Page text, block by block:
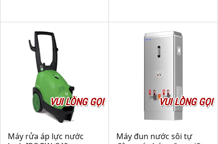
VUI LÒNG GỌI
Máy rửa áp lực nước
VUI LÒNG GỌI
Máy đun nước sôi tự